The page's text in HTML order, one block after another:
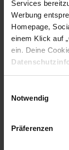
Services
Werbung
Homepage,
einem Klick auf
ein. Deine
Notwendig
Präferenzen
Gewicht: 24
BIFAZIAL,
LIEFERUMFANG
4 x Solar
1 x Mikro-